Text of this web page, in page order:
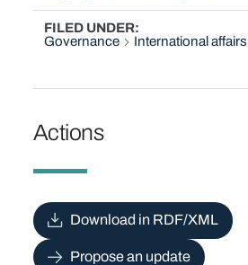
FILED UNDER
Governance
International affairs
Actions
Download in RDF/XML
Propose an update